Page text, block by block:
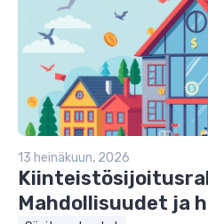
13 heinäkuun, 2026
Mahdollisuudet ja